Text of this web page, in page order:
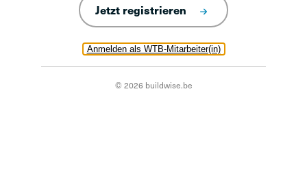
Anmelden als WTB-Mitarbeiter(in)
Jetzt registrieren
© 2026 buildwise.be